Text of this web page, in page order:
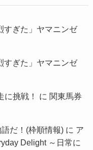
ぎた」ヤマニンゼ
ぎた」ヤマニンゼ
挑戦！ に 関東馬券
だ！(枠順情報)に ア
Delight ～日常に